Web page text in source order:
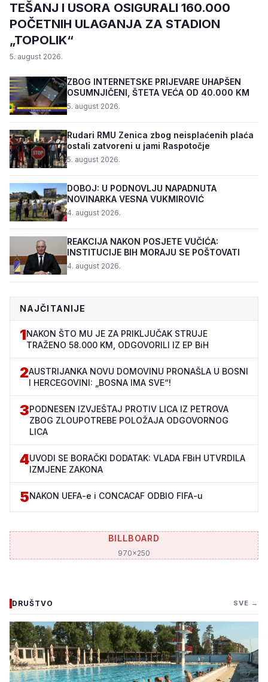
TEŠANJ I USORA OSIGURALI 160.000
POČETNIH ULAGANJA ZA STADION
„TOPOLIK“
5. august 2026.
ZBOG INTERNETSKE PRIJEVARE UHAPŠEN
OSUMNJIČENI, ŠTETA VEĆA OD 40.000 KM
5. august 2026.
Rudari RMU Zenica zbog neisplaćenih plaća
ostali zatvoreni u jami Raspotočje
5. august 2026.
DOBOJ: U PODNOVLJU NAPADNUTA
NOVINARKA VESNA VUKMIROVIĆ
4. august 2026.
REAKCIJA NAKON POSJETE VUČIĆA:
INSTITUCIJE BIH MORAJU SE POŠTOVATI
4. august 2026.
NAJČITANIJE
1NAKON ŠTO MU JE ZA PRIKLJUČAK STRUJE
TRAŽENO 58.000 KM, ODGOVORILI IZ EP BiH
2AUSTRIJANKA NOVU DOMOVINU PRONAŠLA U BOSNI
I HERCEGOVINI: „BOSNA IMA SVE“!
3PODNESEN IZVJEŠTAJ PROTIV LICA IZ PETROVA
ZBOG ZLOUPOTREBE POLOŽAJA ODGOVORNOG
LICA
4UVODI SE BORAČKI DODATAK: VLADA FBiH UTVRDILA
IZMJENE ZAKONA
5NAKON UEFA-e i CONCACAF ODBIO FIFA-u
BILLBOARD
970x250
DRUŠTVO SVE →